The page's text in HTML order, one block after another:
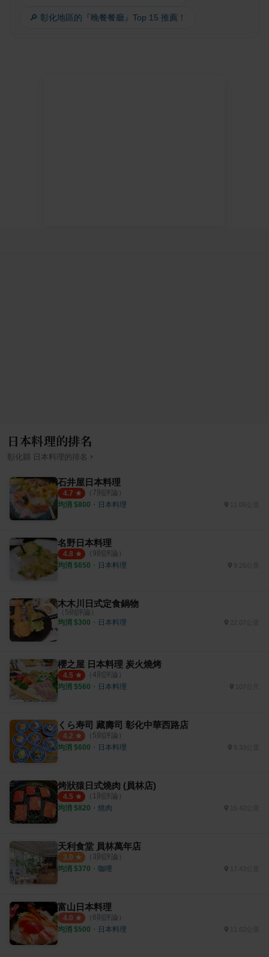
🔎 彰化地區的『晚餐餐廳』Top 15 推薦！
日本料理的排名
彰化縣 日本料理 的排名 ›
石井屋日本料理
4.7 （ 7則評論）
均消 $800 ・ 日本料理
名野日本料理
4.8 （ 9則評論）
均消 $650 ・ 日本料理
木木川日式定食鍋物
（ 5則評論）
均消 $300 ・ 日本料理
櫻之屋 日本料理 炭火燒烤
4.5 （ 4則評論）
均消 $560 ・ 日本料理
くら寿司 藏壽司 彰化中華西路店
4.2 （ 5則評論）
均消 $600 ・ 日本料理
烤狀猿日式燒肉 (員林店)
4.5 （ 1則評論）
均消 $820 ・ 燒肉
天利食堂 員林萬年店
3.0 （ 3則評論）
均消 $370 ・ 咖哩
富山日本料理
4.0 （ 6則評論）
均消 $500 ・ 日本料理